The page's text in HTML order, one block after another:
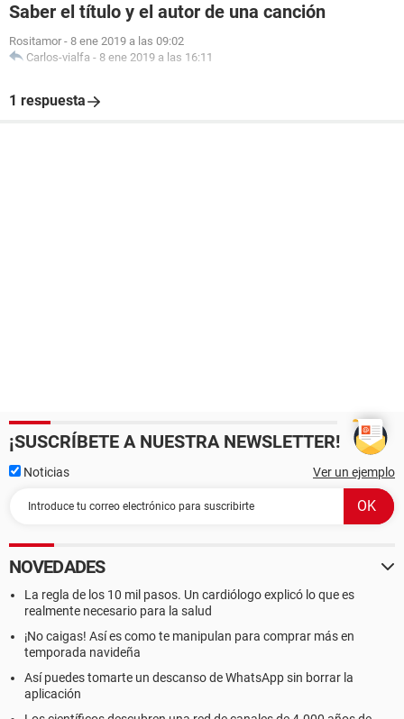
Saber el título y el autor de una canción
Rositamor - 8 ene 2019 a las 09:02
Carlos-vialfa - 8 ene 2019 a las 16:11
1 respuesta
¡SUSCRÍBETE A NUESTRA NEWSLETTER!
Noticias Ver un ejemplo
NOVEDADES
La regla de los 10 mil pasos. Un cardiólogo explicó lo que es
realmente necesario para la salud
¡No caigas! Así es como te manipulan para comprar más en
temporada navideña
Así puedes tomarte un descanso de WhatsApp sin borrar la
aplicación